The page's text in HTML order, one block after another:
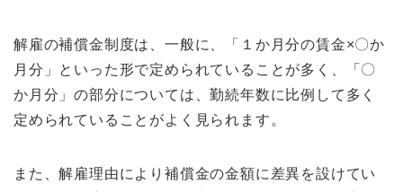
解雇の補償金制度は、一般に、「１か月分の賃金×〇か
月分」といった形で定められていることが多く、「〇
か月分」の部分については、勤続年数に比例して多く
定められていることがよく見られます。
また、解雇理由により補償金の金額に差異を設けてい